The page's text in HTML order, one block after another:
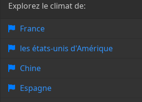
Explorez le climat de:
France
les états-unis d'Amérique
Chine
Espagne